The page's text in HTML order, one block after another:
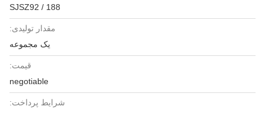
SJSZ92 / 188
مقدار تولیدی:
یک مجموعه
قیمت:
negotiable
شرایط پرداخت: